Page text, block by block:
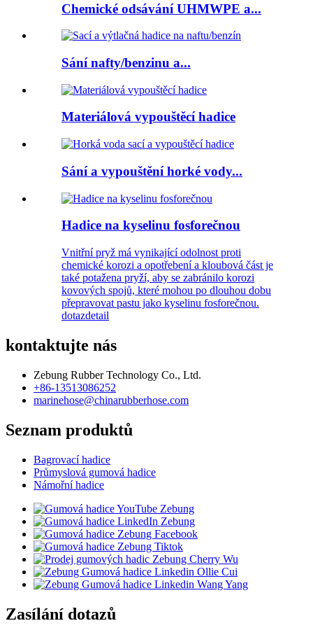
Chemické odsávání UHMWPE a...
Sání nafty/benzinu a...
Materiálová vypouštěcí hadice
Sání a vypouštění horké vody...
Hadice na kyselinu fosforečnou
Vnitřní pryž má vynikající odolnost proti
chemické korozi a opotřebení a kloubová část je
také potažena pryží, aby se zabránilo korozi
kovových spojů, které mohou po dlouhou dobu
přepravovat pastu jako kyselinu fosforečnou.
dotazdetail
kontaktujte nás
Zebung Rubber Technology Co., Ltd.
+86-13513086252
marinehose@chinarubberhose.com
Seznam produktů
Bagrovací hadice
Průmyslová gumová hadice
Námořní hadice
Zasílání dotazů